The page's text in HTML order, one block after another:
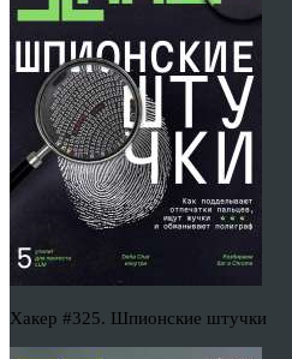
Хакер #325. Шпионские штучки